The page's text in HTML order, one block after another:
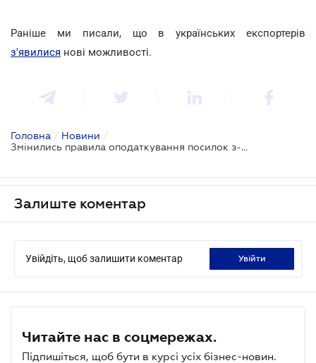
Раніше ми писали, що в українських експортерів
з'явилися нові можливості.
Головна / Новини /
Змінились правила оподаткування посилок з-за кордону
Залиште коментар
Увійдіть, щоб залишити коментар увійти
Читайте нас в соцмережах.
Підпишіться, щоб бути в курсі усіх бізнес-новин.